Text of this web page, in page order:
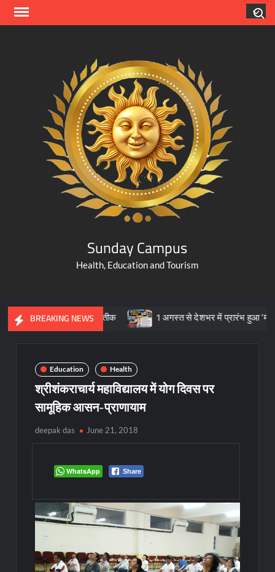
Skip
Sunday Campus
Health, Education and Tourism
BREAKING NEWS
का प्रतीक 1 अगस्त से देशभर में प्रारंभ हुआ ’मीडियेशन फॉर दि
Education Health
श्रीशंकराचार्य महाविद्यालय में योग दिवस पर
सामूहिक आसन-प्राणायाम
deepak das June 21, 2018
WhatsApp Share